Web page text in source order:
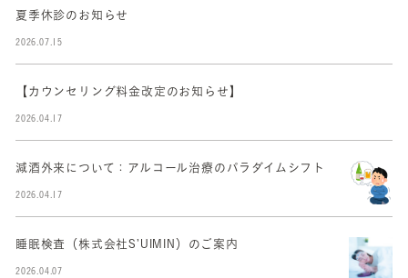
夏季休診のお知らせ
2026.07.15
【カウンセリング料金改定のお知らせ】
2026.04.17
減酒外来について：アルコール治療のパラダイムシフト
2026.04.17
睡眠検査（株式会社S’UIMIN）のご案内
2026.04.07